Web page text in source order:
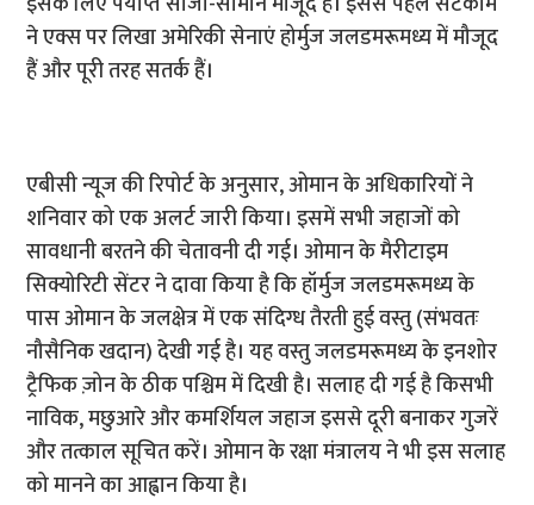
ने एक्स पर लिखा अमेरिकी सेनाएं होर्मुज जलडमरूमध्य में मौजूद
हैं और पूरी तरह सतर्क हैं।
एबीसी न्यूज की रिपोर्ट के अनुसार, ओमान के अधिकारियों ने
शनिवार को एक अलर्ट जारी किया। इसमें सभी जहाजों को
सावधानी बरतने की चेतावनी दी गई। ओमान के मैरीटाइम
सिक्योरिटी सेंटर ने दावा किया है कि हॉर्मुज जलडमरूमध्य के
पास ओमान के जलक्षेत्र में एक संदिग्ध तैरती हुई वस्तु (संभवतः
नौसैनिक खदान) देखी गई है। यह वस्तु जलडमरूमध्य के इनशोर
ट्रैफिक ज़ोन के ठीक पश्चिम में दिखी है। सलाह दी गई है किसभी
नाविक, मछुआरे और कमर्शियल जहाज इससे दूरी बनाकर गुजरें
और तत्काल सूचित करें। ओमान के रक्षा मंत्रालय ने भी इस सलाह
को मानने का आह्वान किया है।